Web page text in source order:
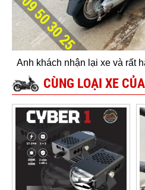
Anh khách nhận lại xe và rất
CÙNG LOẠI XE